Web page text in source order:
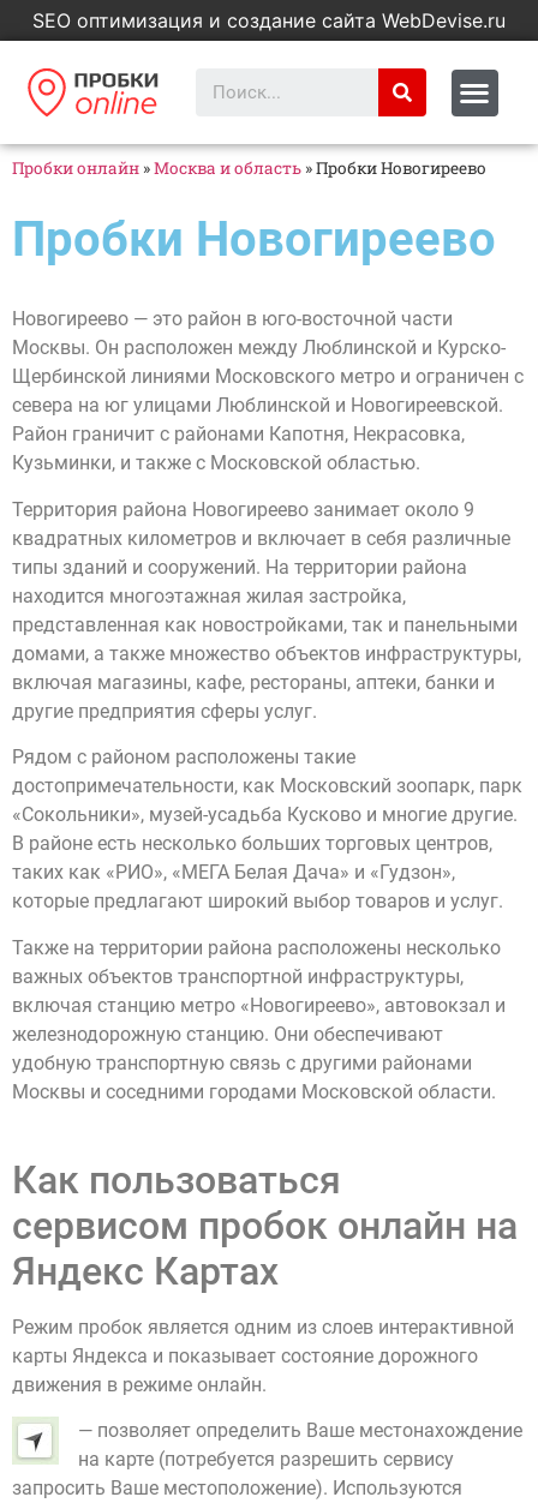
SEO оптимизация и создание сайта WebDevise.ru
Пробки онлайн »Москва и область »Пробки Новогиреево
Пробки Новогиреево
Новогиреево — это район в юго-восточной части
Москвы. Он расположен между Люблинской и Курско-
Щербинской линиями Московского метро и ограничен с
севера на юг улицами Люблинской и Новогиреевской.
Район граничит с районами Капотня, Некрасовка,
Кузьминки, и также с Московской областью.
Территория района Новогиреево занимает около 9
квадратных километров и включает в себя различные
типы зданий и сооружений. На территории района
находится многоэтажная жилая застройка,
представленная как новостройками, так и панельными
домами, а также множество объектов инфраструктуры,
включая магазины, кафе, рестораны, аптеки, банки и
другие предприятия сферы услуг.
Рядом с районом расположены такие
достопримечательности, как Московский зоопарк, парк
«Сокольники», музей-усадьба Кусково и многие другие.
В районе есть несколько больших торговых центров,
таких как «РИО», «МЕГА Белая Дача» и «Гудзон»,
которые предлагают широкий выбор товаров и услуг.
Также на территории района расположены несколько
важных объектов транспортной инфраструктуры,
включая станцию метро «Новогиреево», автовокзал и
железнодорожную станцию. Они обеспечивают
удобную транспортную связь с другими районами
Москвы и соседними городами Московской области.
Как пользоваться
сервисом пробок онлайн на
Яндекс Картах
Режим пробок является одним из слоев интерактивной
карты Яндекса и показывает состояние дорожного
движения в режиме онлайн.
— позволяет определить Ваше местонахождение
на карте (потребуется разрешить сервису
запросить Ваше местоположение). Используются